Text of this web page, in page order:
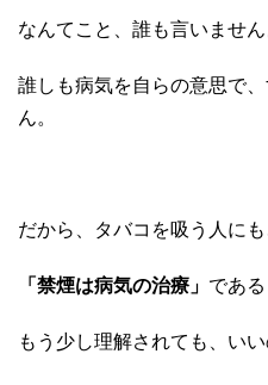
なんてこと、誰も言いません
誰しも病気を自らの意思で
ん。
だから、タバコを吸う人に
「禁煙は病気の治療」 であ
もう少し理解されても、い